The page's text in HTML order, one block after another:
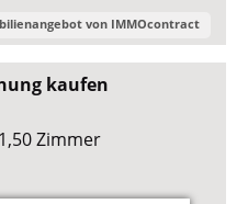
von IMMOcontract
kaufen
1,50 Zimmer